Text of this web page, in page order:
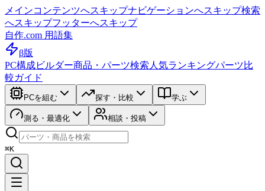
メインコンテンツへスキップナビゲーションへスキップ検索
へスキップフッターへスキップ
自作.com 用語集
β版
PC構成ビルダー商品・パーツ検索 人気ランキングパーツ比
較ガイド
PCを組む 探す・比較 学ぶ
測る・最適化 相談・投稿
⌘K